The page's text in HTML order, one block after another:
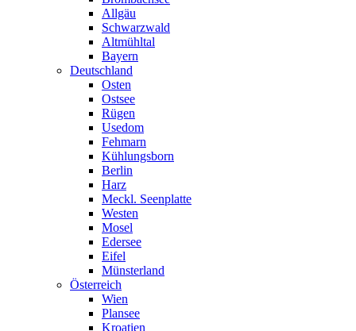
Allgäu
Schwarzwald
Altmühltal
Bayern
Deutschland
Osten
Ostsee
Rügen
Usedom
Fehmarn
Kühlungsborn
Berlin
Harz
Meckl. Seenplatte
Westen
Mosel
Edersee
Eifel
Münsterland
Österreich
Wien
Plansee
Kroatien